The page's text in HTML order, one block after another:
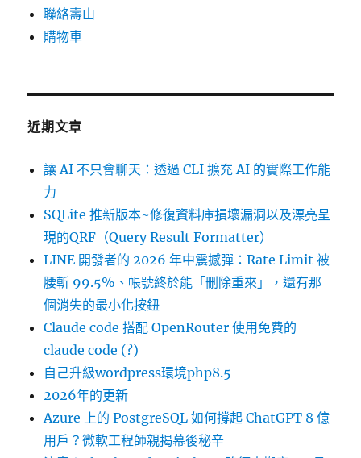
聯絡壽山
購物車
近期文章
讓 AI 不只會聊天：透過 CLI 擴充 AI 的實際工作能
力
SQLite 推新版本~修復資料庫損壞漏洞以及漂亮呈
現的QRF（Query Result Formatter）
LINE 開發者的 2026 年中震撼彈：Rate Limit 被
腰斬 99.5%、帳號終於能「刪除重來」，還有那
個消失的最小化按鈕
Claude code 搭配 OpenRouter 使用免費的
claude code (?)
自己升級wordpress環境php8.5
2026年的更新
Azure 上的 PostgreSQL 如何撐起 ChatGPT 8 億
用戶？微軟工程師親揭幕後秘辛